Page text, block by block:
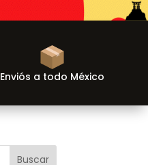
Enviós a todo México
Buscar